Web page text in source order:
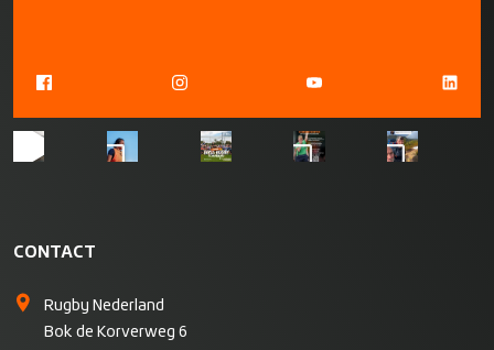
CONTACT
Rugby Nederland
Bok de Korverweg 6